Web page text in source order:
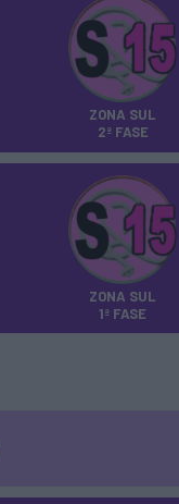
ZONA SUL
2ª FASE
ZONA SUL
1ª FASE